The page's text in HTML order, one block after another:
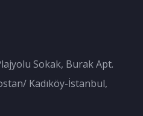
Sokak, Burak Apt.
Kadıköy-İstanbul,